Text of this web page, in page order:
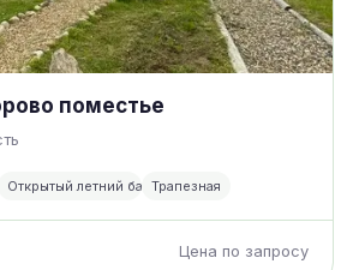
поместье
Открытый летний бассейнТрапезная
Цена по запросу